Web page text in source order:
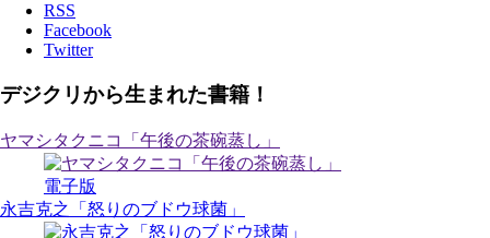
RSS
Facebook
Twitter
デジクリから生まれた書籍！
ヤマシタクニコ「午後の茶碗蒸し」
電子版
永吉克之「怒りのブドウ球菌」